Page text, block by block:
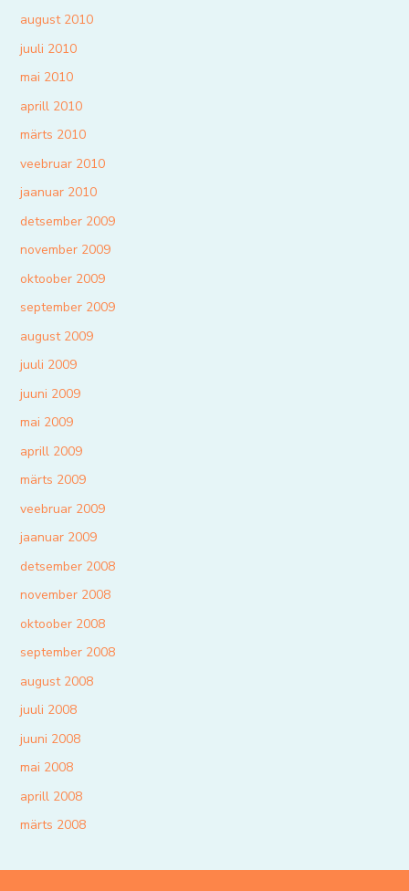
august 2010
juuli 2010
mai 2010
aprill 2010
märts 2010
veebruar 2010
jaanuar 2010
detsember 2009
november 2009
oktoober 2009
september 2009
august 2009
juuli 2009
juuni 2009
mai 2009
aprill 2009
märts 2009
veebruar 2009
jaanuar 2009
detsember 2008
november 2008
oktoober 2008
september 2008
august 2008
juuli 2008
juuni 2008
mai 2008
aprill 2008
märts 2008